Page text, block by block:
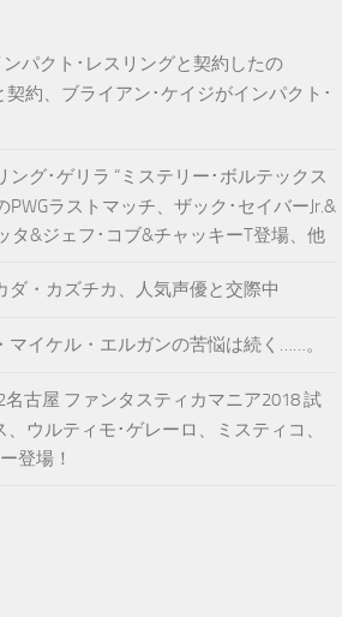
パクト･レスリングと契約したの
契約、ブライアン･ケイジがインパクト･
ング･ゲリラ “ミステリー･ボルテックス
PWGラストマッチ、ザック･セイバーJr.&
タ&ジェフ･コブ&チャッキーT登場、他
ダ・カズチカ、人気声優と交際中
マイケル・エルガンの苦悩は続く……。
古屋 ファンタスティカマニア2018 試
ウルティモ･ゲレーロ、ミスティコ、
登場！